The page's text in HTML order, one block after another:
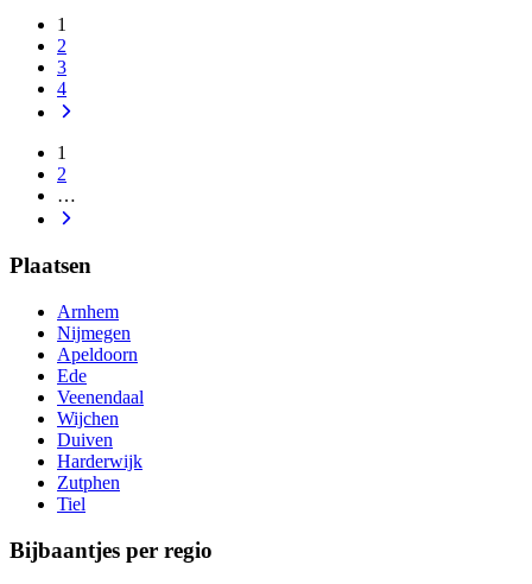
1
2
3
4
1
2
…
Plaatsen
Arnhem
Nijmegen
Apeldoorn
Ede
Veenendaal
Wijchen
Duiven
Harderwijk
Zutphen
Tiel
Bijbaantjes per regio